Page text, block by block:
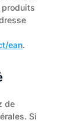
produits
ean.
de
Si